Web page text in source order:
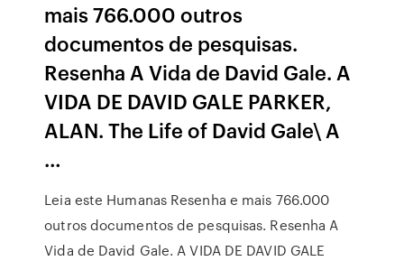
mais 766.000 outros
documentos de pesquisas.
Resenha A Vida de David Gale. A
VIDA DE DAVID GALE PARKER,
ALAN. The Life of David Gale\ A
…
Leia este Humanas Resenha e mais 766.000
outros documentos de pesquisas. Resenha A
Vida de David Gale. A VIDA DE DAVID GALE